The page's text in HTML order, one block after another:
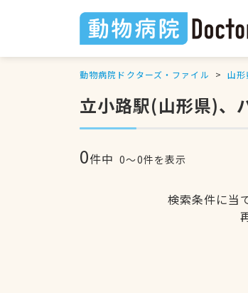
動物病院ドクターズ・ファイル 山形
立小路駅(山形県)、
0件中 0〜0件を表示
検索条件に当